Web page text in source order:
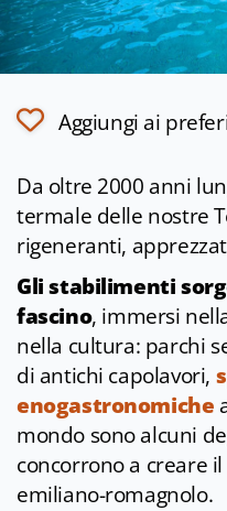
Aggiungi ai
Da oltre 2000 anni
termale delle nostre
rigeneranti,
Gli stabilimenti
fascino, immersi
nella cultura: parchi
di antichi capolavori,
enogastronomiche
mondo sono alcuni
concorrono a creare
emiliano-romagnolo.